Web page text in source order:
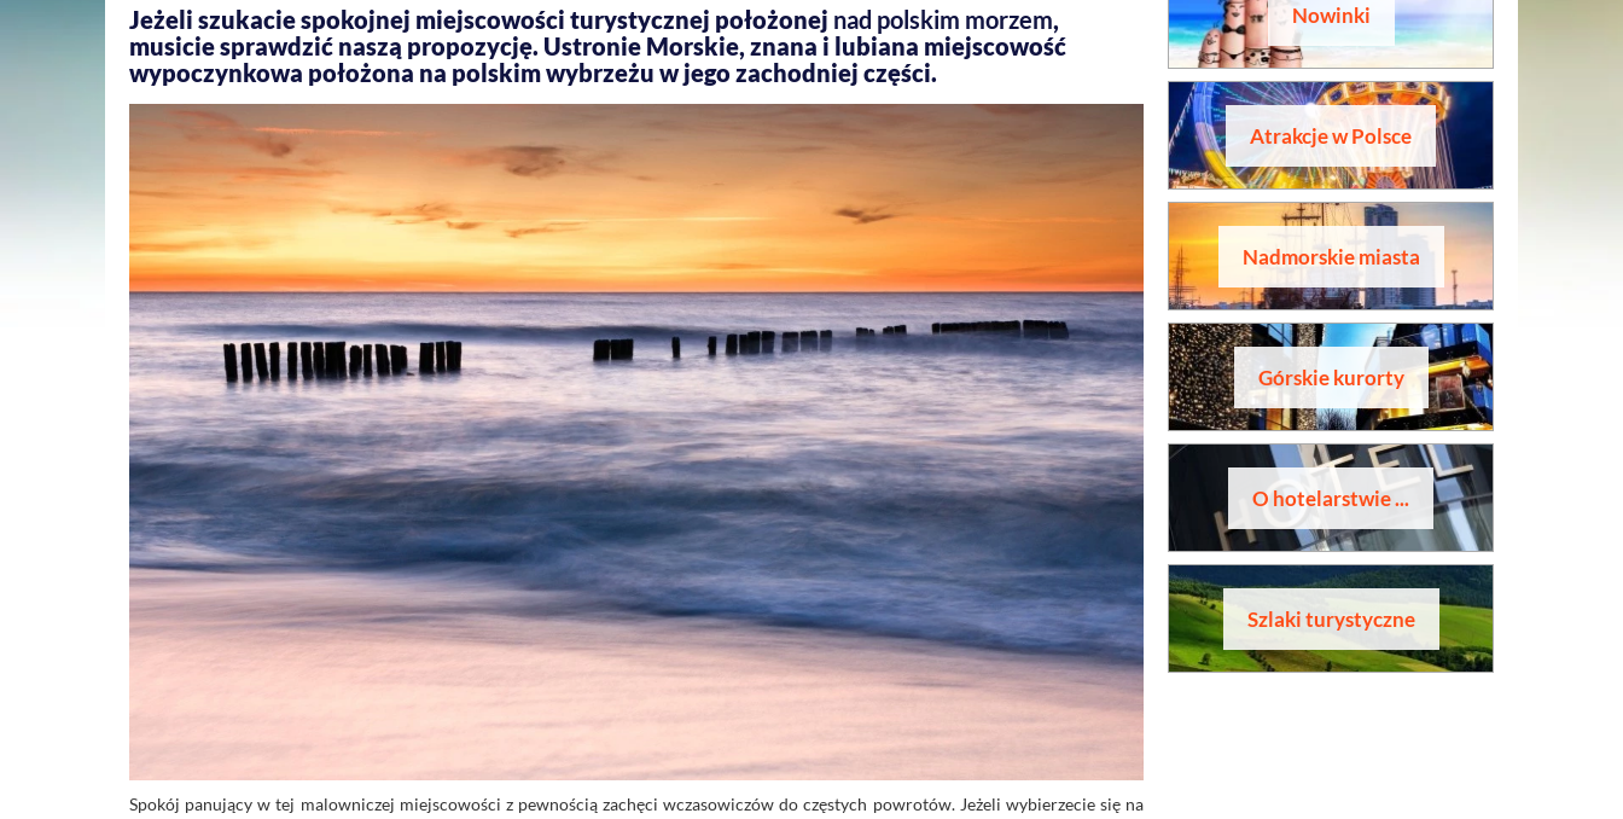
Jeżeli szukacie spokojnej miejscowości turystycznej położonej nad polskim morzem,
musicie sprawdzić naszą propozycję. Ustronie Morskie, znana i lubiana miejscowość
wypoczynkowa położona na polskim wybrzeżu w jego zachodniej części.
Spokój panujący w tej malowniczej miejscowości z pewnością zachęci wczasowiczów do częstych powrotów. Jeżeli wybierzecie się na
Nowinki
Atrakcje w Polsce
Nadmorskie miasta
Górskie kurorty
O hotelarstwie ...
Szlaki turystyczne